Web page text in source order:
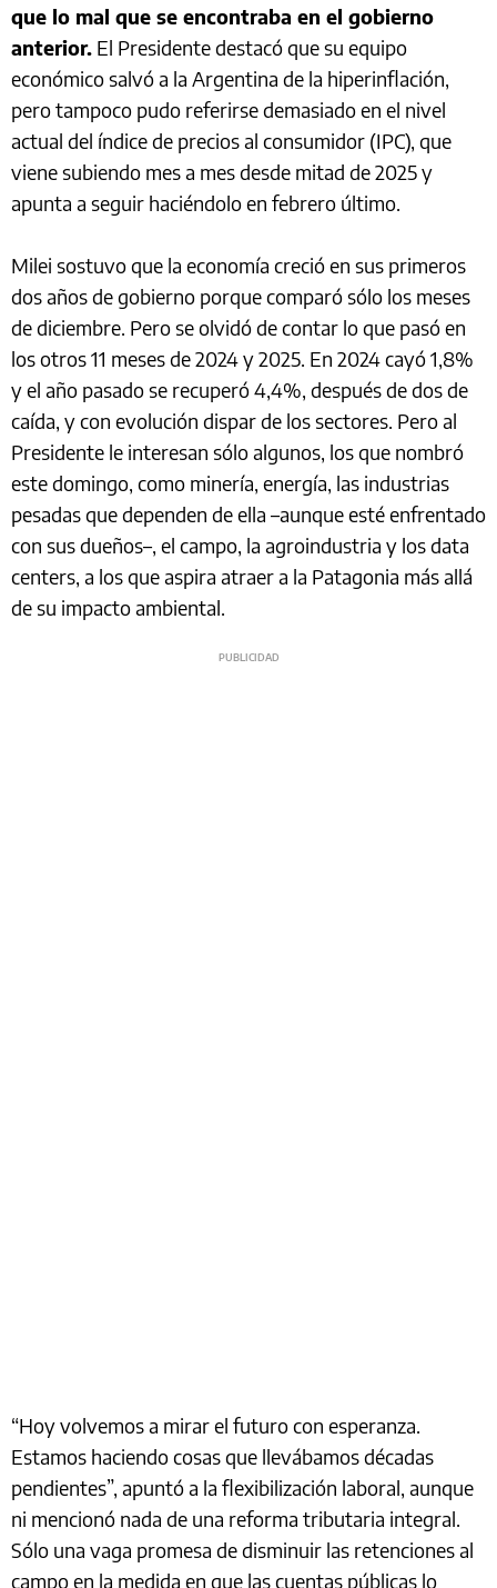
que lo mal que se encontraba en el gobierno
anterior. El Presidente destacó que su equipo
económico salvó a la Argentina de la hiperinflación,
pero tampoco pudo referirse demasiado en el nivel
actual del índice de precios al consumidor (IPC), que
viene subiendo mes a mes desde mitad de 2025 y
apunta a seguir haciéndolo en febrero último.
Milei sostuvo que la economía creció en sus primeros
dos años de gobierno porque comparó sólo los meses
de diciembre. Pero se olvidó de contar lo que pasó en
los otros 11 meses de 2024 y 2025. En 2024 cayó 1,8%
y el año pasado se recuperó 4,4%, después de dos de
caída, y con evolución dispar de los sectores. Pero al
Presidente le interesan sólo algunos, los que nombró
este domingo, como minería, energía, las industrias
pesadas que dependen de ella –aunque esté enfrentado
con sus dueños–, el campo, la agroindustria y los data
centers, a los que aspira atraer a la Patagonia más allá
de su impacto ambiental.
“Hoy volvemos a mirar el futuro con esperanza.
Estamos haciendo cosas que llevábamos décadas
pendientes”, apuntó a la flexibilización laboral, aunque
ni mencionó nada de una reforma tributaria integral.
Sólo una vaga promesa de disminuir las retenciones al
campo en la medida en que las cuentas públicas lo